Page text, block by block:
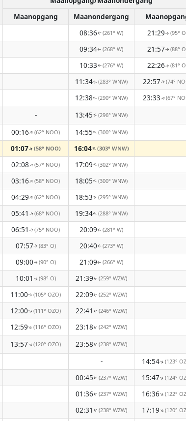
Maanopgang
Maanondergang
08:36↑(261° W) 21:29↑ (95°
09:34↑(268° W) 21:57↑ (88°
10:33↑(276° W) 22:26↑(81°
11:34↑(283° WNW) 22:57↑(74°
12:38↑(290° WNW) 23:33↑(67°
- 13:45↑(296° WNW)
00:16↑(62° NOO) 14:55↑(300° WNW)
01:07↑(58° NOO) 16:04↑(303° WNW)
02:08↑(57° NOO) 17:09↑(302° WNW)
03:16↑(58° NOO) 18:05↑(300° WNW)
04:29↑(62° NOO) 18:53↑(295° WNW)
05:41 ↑(68° NOO) 19:34↑(288° WNW)
06:51 ↑(75° NOO) 20:09↑(281° W)
07:57↑ (83° O) 20:40↑(273° W)
09:00↑ (90° O) 21:09↑(266° W)
10:01 ↑(98° O) 21:39↑(259° WZW)
11:00↑(105° OZO) 22:09↑(252° WZW)
12:00↑(111° OZO) 22:41 ↑(246° WZW)
12:59↑(116° OZO) 23:18↑(242° WZW)
13:57↑(120° OZO) 23:58↑(238° WZW)
- 14:54↑(123°
00:45↑(237° WZW) 15:47↑(124°
01:36↑(237° WZW) 16:36↑(122°
02:31↑(238° WZW) 17:19↑(120°